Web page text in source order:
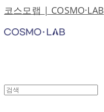
코스모랩 | COSMO·LAB